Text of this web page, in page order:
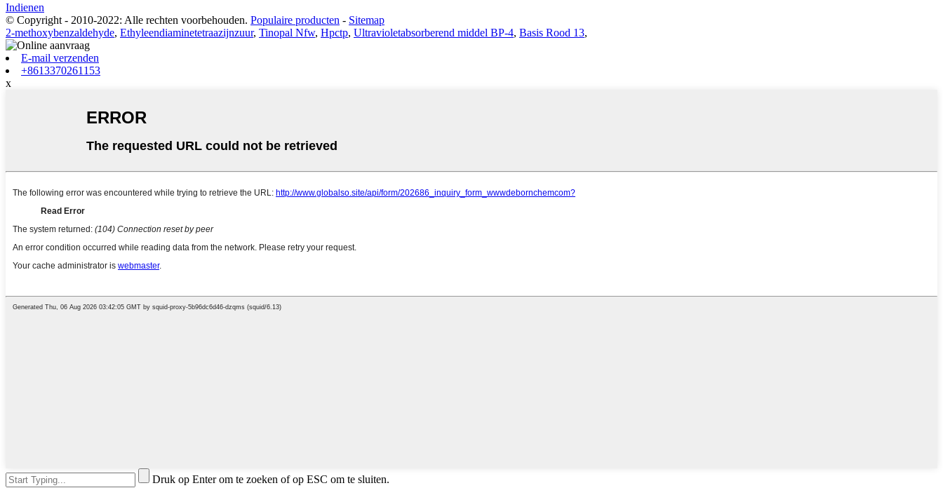
Indienen
© Copyright - 2010-2022: Alle rechten voorbehouden. Populaire producten - Sitemap
2-methoxybenzaldehyde, Ethyleendiaminetetraazijnzuur, Tinopal Nfw, Hpctp, Ultravioletabsorberend middel BP-4, Basis Rood 13,
E-mail verzenden
+8613370261153
x
Druk op Enter om te zoeken of op ESC om te sluiten.